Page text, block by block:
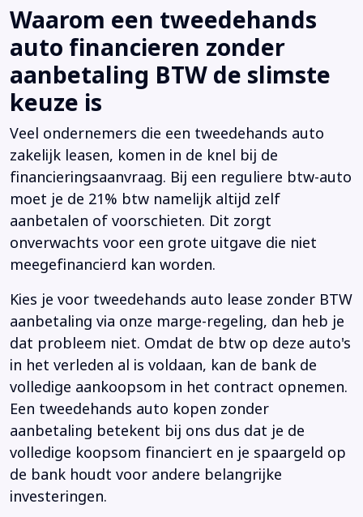
Waarom een tweedehands
auto financieren zonder
aanbetaling BTW de slimste
keuze is
Veel ondernemers die een tweedehands auto
zakelijk leasen, komen in de knel bij de
financieringsaanvraag. Bij een reguliere btw-auto
moet je de 21% btw namelijk altijd zelf
aanbetalen of voorschieten. Dit zorgt
onverwachts voor een grote uitgave die niet
meegefinancierd kan worden.
Kies je voor tweedehands auto lease zonder BTW
aanbetaling via onze marge-regeling, dan heb je
dat probleem niet. Omdat de btw op deze auto's
in het verleden al is voldaan, kan de bank de
volledige aankoopsom in het contract opnemen.
Een tweedehands auto kopen zonder
aanbetaling betekent bij ons dus dat je de
volledige koopsom financiert en je spaargeld op
de bank houdt voor andere belangrijke
investeringen.